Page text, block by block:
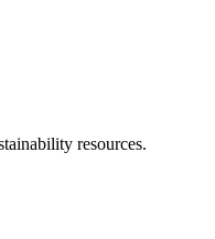
resources.